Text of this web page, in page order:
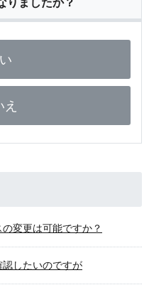
りましたか？
変更は可能ですか？
したいのですが